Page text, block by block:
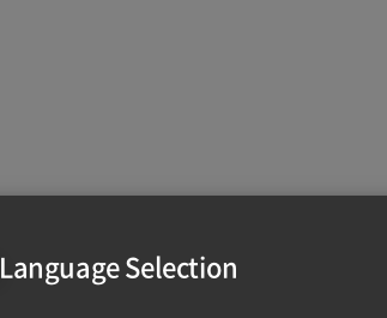
Language Selection